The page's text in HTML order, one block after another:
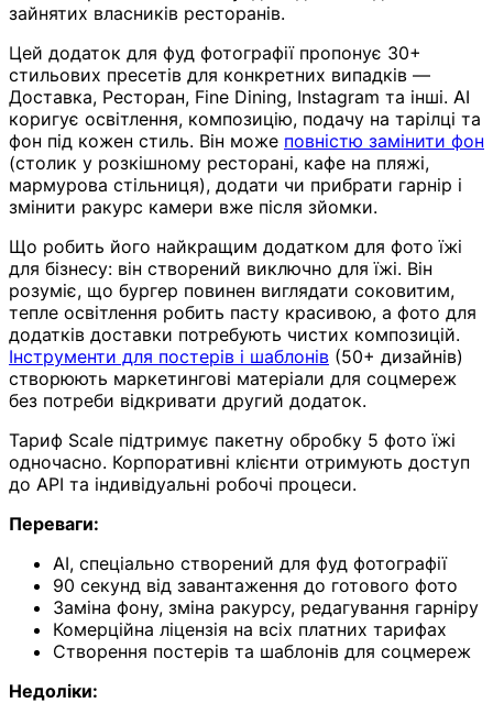
зайнятих власників ресторанів.
Цей додаток для фуд фотографії пропонує 30+
стильових пресетів для конкретних випадків —
Доставка, Ресторан, Fine Dining, Instagram та інші. AI
коригує освітлення, композицію, подачу на тарілці та
фон під кожен стиль. Він може повністю замінити фон
(столик у розкішному ресторані, кафе на пляжі,
мармурова стільниця), додати чи прибрати гарнір і
змінити ракурс камери вже після зйомки.
Що робить його найкращим додатком для фото їжі
для бізнесу: він створений виключно для їжі. Він
розуміє, що бургер повинен виглядати соковитим,
тепле освітлення робить пасту красивою, а фото для
додатків доставки потребують чистих композицій.
Інструменти для постерів і шаблонів (50+ дизайнів)
створюють маркетингові матеріали для соцмереж
без потреби відкривати другий додаток.
Тариф Scale підтримує пакетну обробку 5 фото їжі
одночасно. Корпоративні клієнти отримують доступ
до API та індивідуальні робочі процеси.
Переваги:
AI, спеціально створений для фуд фотографії
90 секунд від завантаження до готового фото
Заміна фону, зміна ракурсу, редагування гарніру
Комерційна ліцензія на всіх платних тарифах
Створення постерів та шаблонів для соцмереж
Недоліки: